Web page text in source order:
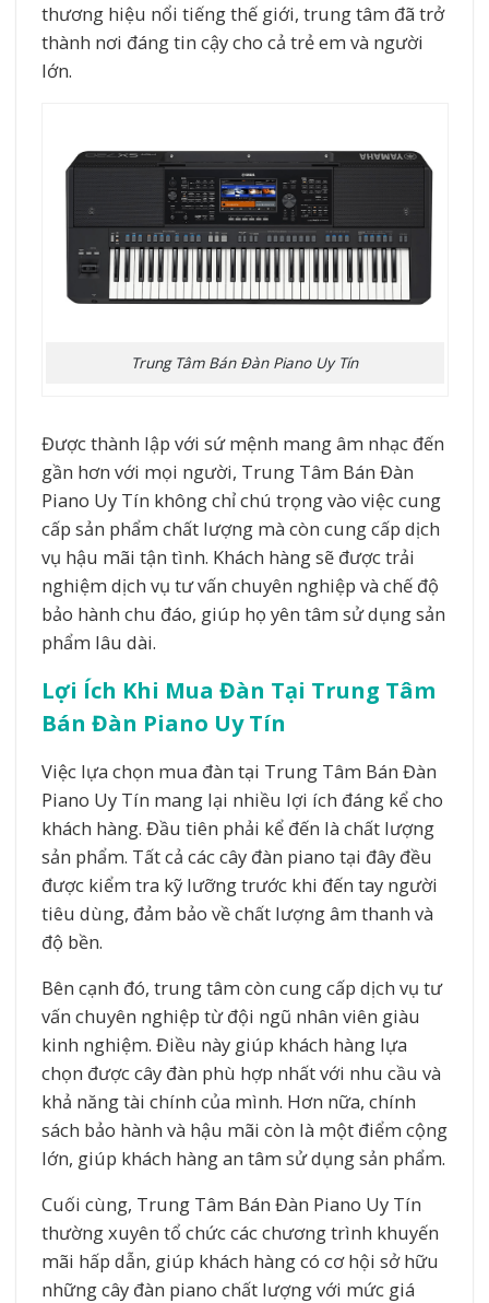
thương hiệu nổi tiếng thế giới, trung tâm đã trở
thành nơi đáng tin cậy cho cả trẻ em và người
lớn.
Trung Tâm Bán Đàn Piano Uy Tín
Được thành lập với sứ mệnh mang âm nhạc đến
gần hơn với mọi người, Trung Tâm Bán Đàn
Piano Uy Tín không chỉ chú trọng vào việc cung
cấp sản phẩm chất lượng mà còn cung cấp dịch
vụ hậu mãi tận tình. Khách hàng sẽ được trải
nghiệm dịch vụ tư vấn chuyên nghiệp và chế độ
bảo hành chu đáo, giúp họ yên tâm sử dụng sản
phẩm lâu dài.
Lợi Ích Khi Mua Đàn Tại Trung Tâm
Bán Đàn Piano Uy Tín
Việc lựa chọn mua đàn tại Trung Tâm Bán Đàn
Piano Uy Tín mang lại nhiều lợi ích đáng kể cho
khách hàng. Đầu tiên phải kể đến là chất lượng
sản phẩm. Tất cả các cây đàn piano tại đây đều
được kiểm tra kỹ lưỡng trước khi đến tay người
tiêu dùng, đảm bảo về chất lượng âm thanh và
độ bền.
Bên cạnh đó, trung tâm còn cung cấp dịch vụ tư
vấn chuyên nghiệp từ đội ngũ nhân viên giàu
kinh nghiệm. Điều này giúp khách hàng lựa
chọn được cây đàn phù hợp nhất với nhu cầu và
khả năng tài chính của mình. Hơn nữa, chính
sách bảo hành và hậu mãi còn là một điểm cộng
lớn, giúp khách hàng an tâm sử dụng sản phẩm.
Cuối cùng, Trung Tâm Bán Đàn Piano Uy Tín
thường xuyên tổ chức các chương trình khuyến
mãi hấp dẫn, giúp khách hàng có cơ hội sở hữu
những cây đàn piano chất lượng với mức giá